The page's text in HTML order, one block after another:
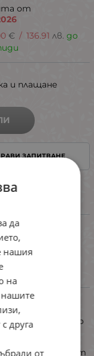
от
€ / 136.91 лв. до
и плащане
ЗАПИТВАНЕ
които
комфорт
да
нашия
на
нашите
друга
от